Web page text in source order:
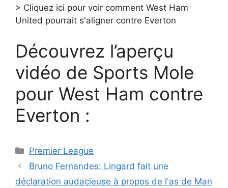
> Cliquez ici pour voir comment West Ham
United pourrait s'aligner contre Everton
Découvrez l’aperçu
vidéo de Sports Mole
pour West Ham contre
Everton :
Catégories
Premier League
Bruno Fernandes: Lingard fait une
déclaration audacieuse à propos de l'as de Man